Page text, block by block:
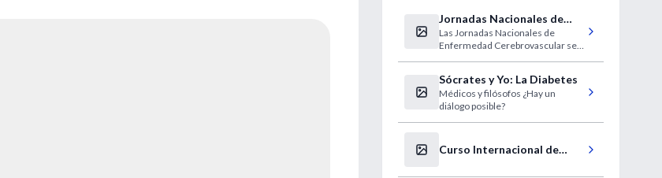
Jornadas Nacionales de
Enfermedad
Cerebrovascular
Las Jornadas Nacionales de
Enfermedad Cerebrovascular se
Sócrates y Yo: La Diabetes
Médicos y filósofos ¿Hay un
diálogo posible?
Curso Internacional de